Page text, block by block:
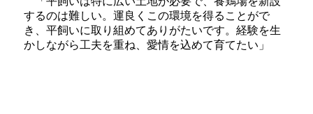
するのは難しい。運良くこの環境を得ることがで
き、平飼いに取り組めてありがたいです。経験を生
かしながら工夫を重ね、愛情を込めて育てたい」